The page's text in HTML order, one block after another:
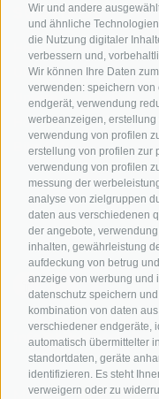
Wir und andere
und ähnliche
die Nutzung digitaler
verbessern und,
Wir können Ihre Daten
verwenden: speichern
endgerät, verwendung
werbeanzeigen,
verwendung von profilen
erstellung von profilen zur
verwendung von profilen
messung der
analyse von zielgruppen
daten aus verschiedenen
der angebote,
inhalten, gewährleistung
aufdeckung von betrug
anzeige von werbung und
datenschutz speichern
kombination von daten
verschiedener endgeräte,
automatisch übermittelter
standortdaten, geräte
identifizieren. Es steht
verweigern oder zu
SÜDTIROL
Hotels & Pakete
Urlaubspakete
Unsere Gutscheine
Hot Deals
Bike & Work
info@bikehotels.it
MELDE DICH ZU